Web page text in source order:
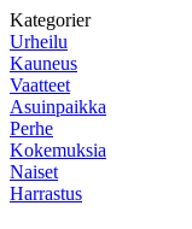
Kategorier
Urheilu
Kauneus
Vaatteet
Asuinpaikka
Perhe
Kokemuksia
Naiset
Harrastus